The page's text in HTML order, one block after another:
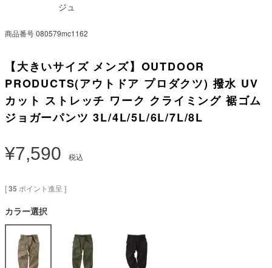
ジュ
商品番号080579mc1162
【大きいサイズ メンズ】OUTDOOR
PRODUCTS(アウトドア プロダクツ) 撥水 UV
カット ストレッチ ワーク クライミング 裾ゴム
ジョガーパンツ 3L/4L/5L/6L/7L/8L
¥7,590 税込
[35 ポイント進呈 ]
カラー選択